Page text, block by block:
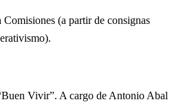
(a partir de consignas
Vivir”. A cargo de Antonio Abal